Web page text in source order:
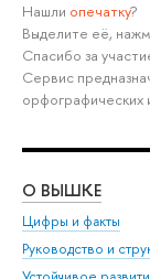
Нашли опечатку?
Выделите её,
Спасибо за
Сервис
орфографических
О ВЫШКЕ
Цифры и факты
Руководство и